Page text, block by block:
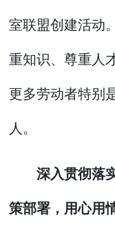
室联盟创建活动
重知识、尊重人
更多劳动者特别
人。
深入贯彻落
策部署，用心用